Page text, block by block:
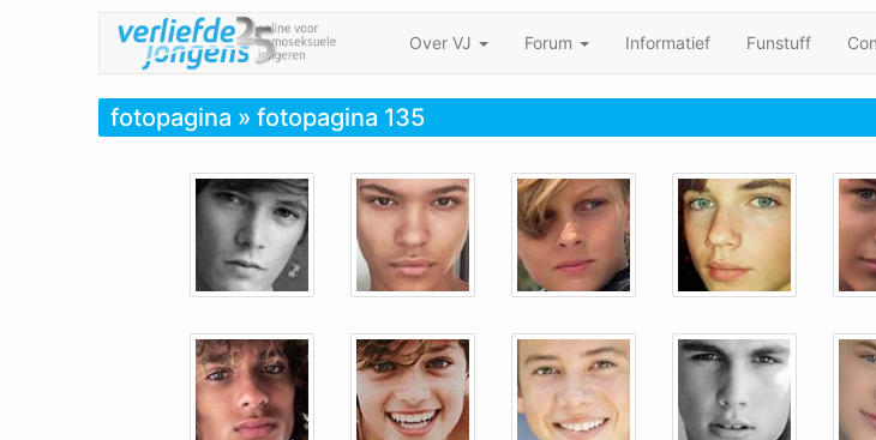
Over VJ Forum Informatief Funstuff
fotopagina » fotopagina 135